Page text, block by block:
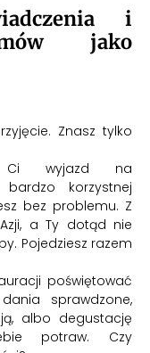
i
jako
Znasz tylko
Ci wyjazd na
korzystnej
bez problemu. Z
a Ty dotąd nie
Pojedziesz razem
poświętować
sprawdzone,
albo degustację
potraw. Czy